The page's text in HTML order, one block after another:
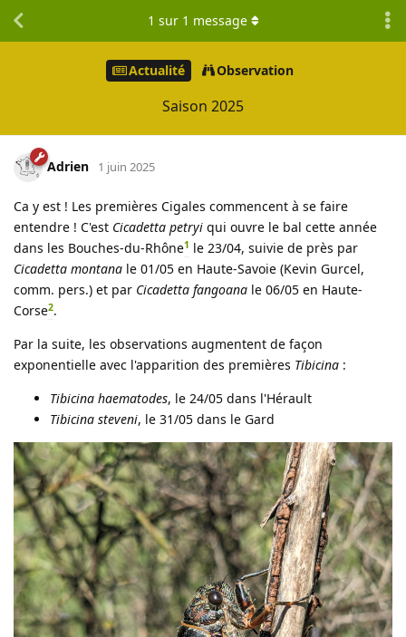
Actualité Observation
Saison 2025
1 sur 1 message
Adrien 1 juin 2025
Ca y est ! Les premières Cigales commencent à se faire
entendre ! C'est Cicadetta petryi qui ouvre le bal cette année
dans les Bouches-du-Rhône1 le 23/04, suivie de près par
Cicadetta montana le 01/05 en Haute-Savoie (Kevin Gurcel,
comm. pers.) et par Cicadetta fangoana le 06/05 en Haute-
Corse2.
Par la suite, les observations augmentent de façon
exponentielle avec l'apparition des premières Tibicina :
Tibicina haematodes, le 24/05 dans l'Hérault
Tibicina steveni, le 31/05 dans le Gard